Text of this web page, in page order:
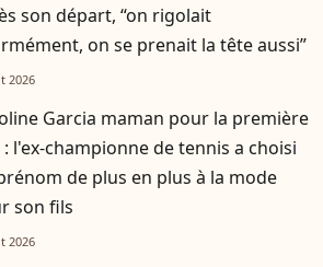
son départ, “on rigolait
on se prenait la tête aussi”
2026
Garcia maman pour la première
l'ex-championne de tennis a choisi
de plus en plus à la mode
son fils
2026